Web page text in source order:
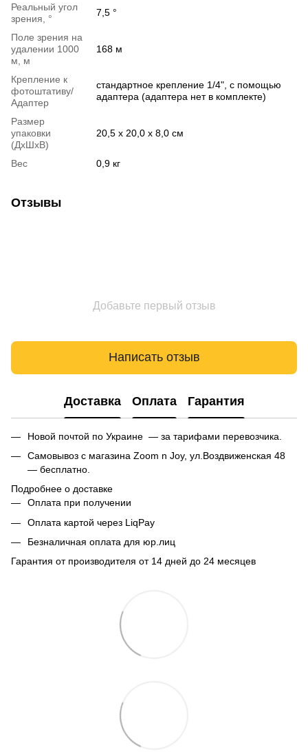
Реальный угол
зрения, °
7,5 °
Поле зрения на
удалении 1000
м, м
168 м
Крепление к
фотоштативу/
Адаптер
стандартное крепление 1/4", с помощью
адаптера (адаптера нет в комплекте)
Размер
упаковки
(ДхШхВ)
20,5 x 20,0 x 8,0 см
Вес 0,9 кг
Отзывы
Добавьте первый отзыв
Написать отзыв
Доставка Оплата Гарантия
Новой почтой по Украине — за тарифами перевозчика.
Самовывоз с магазина Zoom n Joy, ул.Воздвиженская 48
— бесплатно.
Подробнее о доставке
Оплата при получении
Оплата картой через LiqPay
Безналичная оплата для юр.лиц
Гарантия от производителя от 14 дней до 24 месяцев